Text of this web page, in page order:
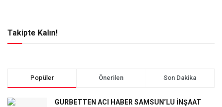
Takipte Kalın!
Popüler Önerilen Son Dakika
GURBETTEN ACI HABER SAMSUN’LU İNŞAAT